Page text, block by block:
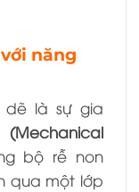
năng
dẽ là sự gia
bộ rễ non
qua một lớp